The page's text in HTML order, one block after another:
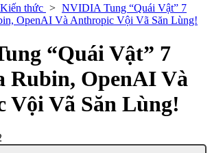
Kiến thức
NVIDIA Tung “Quái Vật” 7
OpenAI Và Anthropic Vội Vã Săn Lùng!
“Quái Vật” 7
Rubin, OpenAI Và
Vội Vã Săn Lùng!